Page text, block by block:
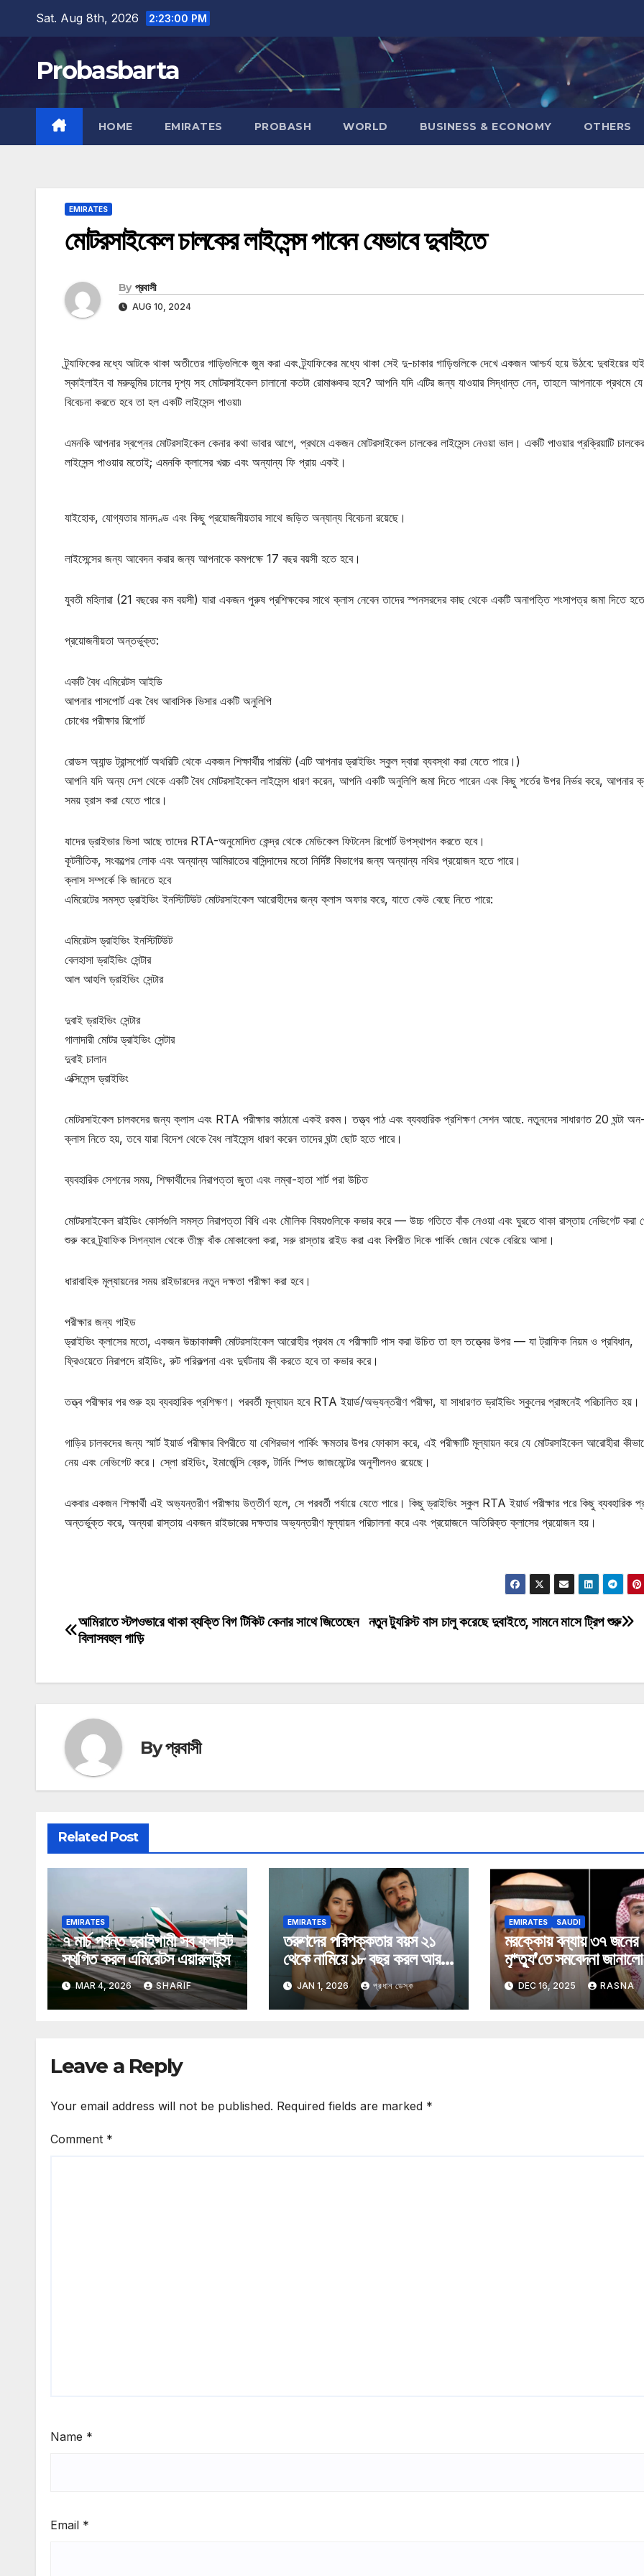
content
Sat. Aug 8th, 2026 2:23:01 PM
Probasbarta
HOME EMIRATES PROBASH WORLD BUSINESS & ECONOMY OTHERS
EMIRATES
মোটরসাইকেল চালকের লাইসেন্স পাবেন যেভাবে দুবাইতে
By প্রবাসী
AUG 10, 2024
ট্র্যাফিকের মধ্যে আটকে থাকা অতীতের গাড়িগুলিকে জুম করা এবং ট্র্যাফিকের মধ্যে থাকা সেই দু-চাকার গাড়িগুলিকে দেখে একজন আশ্চর্য হয়ে উঠবে: দুবাইয়ের
স্কাইলাইন বা মরুভূমির ঢালের দৃশ্য সহ মোটরসাইকেল চালানো কতটা রোমাঞ্চকর হবে? আপনি যদি এটির জন্য যাওয়ার সিদ্ধান্ত নেন, তাহলে আপনাকে প্রথমে যে
বিবেচনা করতে হবে তা হল একটি লাইসেন্স পাওয়া৷
এমনকি আপনার স্বপ্নের মোটরসাইকেল কেনার কথা ভাবার আগে, প্রথমে একজন মোটরসাইকেল চালকের লাইসেন্স নেওয়া ভাল। একটি পাওয়ার প্রক্রিয়াটি চালকের
লাইসেন্স পাওয়ার মতোই; এমনকি ক্লাসের খরচ এবং অন্যান্য ফি প্রায় একই।
যাইহোক, যোগ্যতার মানদণ্ড এবং কিছু প্রয়োজনীয়তার সাথে জড়িত অন্যান্য বিবেচনা রয়েছে।
লাইসেন্সের জন্য আবেদন করার জন্য আপনাকে কমপক্ষে 17 বছর বয়সী হতে হবে।
যুবতী মহিলারা (21 বছরের কম বয়সী) যারা একজন পুরুষ প্রশিক্ষকের সাথে ক্লাস নেবেন তাদের স্পনসরদের কাছ থেকে একটি অনাপত্তি শংসাপত্র জমা দিতে
প্রয়োজনীয়তা অন্তর্ভুক্ত:
একটি বৈধ এমিরেটস আইডি
আপনার পাসপোর্ট এবং বৈধ আবাসিক ভিসার একটি অনুলিপি
চোখের পরীক্ষার রিপোর্ট
রোডস অ্যান্ড ট্রান্সপোর্ট অথরিটি থেকে একজন শিক্ষার্থীর পারমিট (এটি আপনার ড্রাইভিং স্কুল দ্বারা ব্যবস্থা করা যেতে পারে।)
আপনি যদি অন্য দেশ থেকে একটি বৈধ মোটরসাইকেল লাইসেন্স ধারণ করেন, আপনি একটি অনুলিপি জমা দিতে পারেন এবং কিছু শর্তের উপর নির্ভর করে, আপনার
সময় হ্রাস করা যেতে পারে।
যাদের ড্রাইভার ভিসা আছে তাদের RTA-অনুমোদিত কেন্দ্র থেকে মেডিকেল ফিটনেস রিপোর্ট উপস্থাপন করতে হবে।
কূটনীতিক, সংকল্পের লোক এবং অন্যান্য আমিরাতের বাসিন্দাদের মতো নির্দিষ্ট বিভাগের জন্য অন্যান্য নথির প্রয়োজন হতে পারে।
ক্লাস সম্পর্কে কি জানতে হবে
এমিরেটের সমস্ত ড্রাইভিং ইনস্টিটিউট মোটরসাইকেল আরোহীদের জন্য ক্লাস অফার করে, যাতে কেউ বেছে নিতে পারে:
এমিরেটস ড্রাইভিং ইনস্টিটিউট
বেলহাসা ড্রাইভিং সেন্টার
আল আহলি ড্রাইভিং সেন্টার
দুবাই ড্রাইভিং সেন্টার
গালাদারী মোটর ড্রাইভিং সেন্টার
দুবাই চালান
এক্সিলেন্স ড্রাইভিং
মোটরসাইকেল চালকদের জন্য ক্লাস এবং RTA পরীক্ষার কাঠামো একই রকম। তত্ত্ব পাঠ এবং ব্যবহারিক প্রশিক্ষণ সেশন আছে. নতুনদের সাধারণত 20 ঘন্টা
ক্লাস নিতে হয়, তবে যারা বিদেশ থেকে বৈধ লাইসেন্স ধারণ করেন তাদের ঘন্টা ছোট হতে পারে।
ব্যবহারিক সেশনের সময়, শিক্ষার্থীদের নিরাপত্তা জুতা এবং লম্বা-হাতা শার্ট পরা উচিত
মোটরসাইকেল রাইডিং কোর্সগুলি সমস্ত নিরাপত্তা বিধি এবং মৌলিক বিষয়গুলিকে কভার করে — উচ্চ গতিতে বাঁক নেওয়া এবং ঘুরতে থাকা রাস্তায় নেভিগেট করা
শুরু করে ট্র্যাফিক সিগন্যাল থেকে তীক্ষ্ণ বাঁক মোকাবেলা করা, সরু রাস্তায় রাইড করা এবং বিপরীত দিকে পার্কিং জোন থেকে বেরিয়ে আসা।
ধারাবাহিক মূল্যায়নের সময় রাইডারদের নতুন দক্ষতা পরীক্ষা করা হবে।
পরীক্ষার জন্য গাইড
ড্রাইভিং ক্লাসের মতো, একজন উচ্চাকাঙ্ক্ষী মোটরসাইকেল আরোহীর প্রথম যে পরীক্ষাটি পাস করা উচিত তা হল তত্ত্বের উপর — যা ট্রাফিক নিয়ম ও প্রবিধান,
ফ্রিওয়েতে নিরাপদে রাইডিং, রুট পরিকল্পনা এবং দুর্ঘটনায় কী করতে হবে তা কভার করে।
তত্ত্ব পরীক্ষার পর শুরু হয় ব্যবহারিক প্রশিক্ষণ। পরবর্তী মূল্যায়ন হবে RTA ইয়ার্ড/অভ্যন্তরীণ পরীক্ষা, যা সাধারণত ড্রাইভিং স্কুলের প্রাঙ্গনেই পরিচালিত হয়।
গাড়ির চালকদের জন্য স্মার্ট ইয়ার্ড পরীক্ষার বিপরীতে যা বেশিরভাগ পার্কিং ক্ষমতার উপর ফোকাস করে, এই পরীক্ষাটি মূল্যায়ন করে যে মোটরসাইকেল আরোহীরা
নেয় এবং নেভিগেট করে। স্লো রাইডিং, ইমার্জেন্সি ব্রেক, টার্নিং স্পিড জাজমেন্টের অনুশীলনও রয়েছে।
একবার একজন শিক্ষার্থী এই অভ্যন্তরীণ পরীক্ষায় উত্তীর্ণ হলে, সে পরবর্তী পর্যায়ে যেতে পারে। কিছু ড্রাইভিং স্কুল RTA ইয়ার্ড পরীক্ষার পরে কিছু ব্যবহারিক
অন্তর্ভুক্ত করে, অন্যরা রাস্তায় একজন রাইডারের দক্ষতার অভ্যন্তরীণ মূল্যায়ন পরিচালনা করে এবং প্রয়োজনে অতিরিক্ত ক্লাসের প্রয়োজন হয়।
Post
নতুন ট্যুরিস্ট বাস চালু করেছে দুবাইতে, সামনে মাসে ট্রিপ শুরু
আমিরাতে স্টপওভারে থাকা ব্যক্তি বিগ টিকিট কেনার সাথে জিতেছেন
বিলাসবহুল গাড়ি
Byপ্রবাসী
Related Post
EMIRATES
৭ মার্চ পর্যন্ত দুবাইগামী সব ফ্লাইট
স্থগিত করল এমিরেটস এয়ারলাইন্স
MAR 4, 2026 SHARIF
EMIRATES
তরুণদের পরিপক্কতার বয়স ২১
থেকে নামিয়ে ১৮ বছর করল আরব
আমিরাত
JAN 1, 2026 প্রধান ডেস্ক
EMIRATES SAUDI
মরক্কোয় বন্যায় ৩৭ জনের
মৃ*ত্যু’তে সমবেদনা
আরব
DEC 16, 2025 RASNA
Leave a Reply
Your email address will not be published. Required fields are marked *
Comment *
Name *
Email *